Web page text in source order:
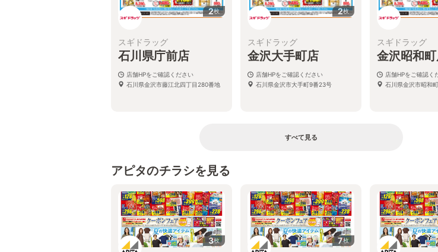
2枚
スギドラッグ
石川県庁前店
店舗HPをご確認ください
石川県金沢市藤江北四丁目280番地
2枚
スギドラッグ
金沢大手町店
店舗HPをご確認ください
石川県金沢市大手町9番23号
スギドラッグ
金沢昭和
店舗HPをご確認く
石川県金沢市昭和
すべて見る
アピタのチラシを見る
3枚 7枚